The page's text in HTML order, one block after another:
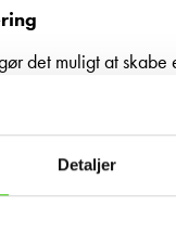
Detaljer
det muligt at skabe
FALK Spike
kaldet Spike 1,